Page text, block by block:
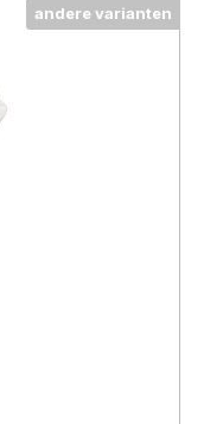
andere varianten